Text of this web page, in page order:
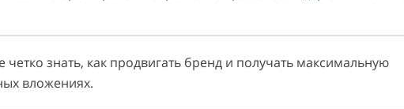
четко знать, как продвигать бренд и получать максимальную
вложениях.